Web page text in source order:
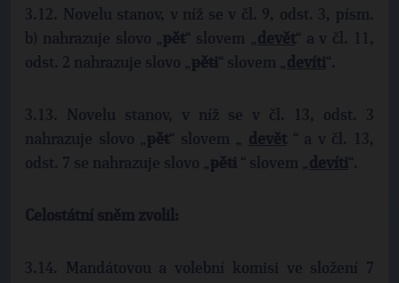
3.12. Novelu stanov, v níž se v čl. 9, odst. 3, písm.
b) nahrazuje slovo „ pět“ slovem „ devět“ a v čl. 11,
odst. 2 nahrazuje slovo „ pěti “ slovem „ devíti “.
3.13. Novelu stanov, v níž se v čl. 13, odst. 3
nahrazuje slovo „ pět“ slovem „ devět “ a v čl. 13,
odst. 7 se nahrazuje slovo „ pěti “ slovem „ devíti “.
Celostátní sněm zvolil:
3.14. Mandátovou a volební komisi ve složení 7